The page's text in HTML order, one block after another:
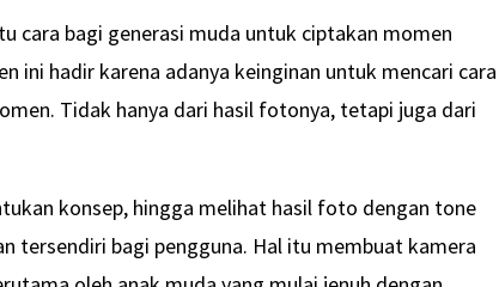
cara bagi generasi muda untuk ciptakan momen
ini hadir karena adanya keinginan untuk mencari cara
Tidak hanya dari hasil fotonya, tetapi juga dari
konsep, hingga melihat hasil foto dengan tone
tersendiri bagi pengguna. Hal itu membuat kamera